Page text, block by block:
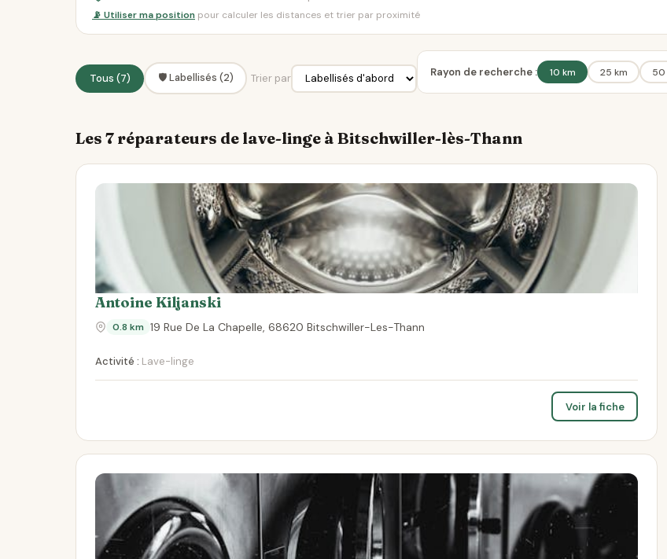
📡 Utiliser ma position pour calculer les distances et trier par proximité
Tous (7) 🛡️ Labellisés (2) Trier par Rayon de recherche : 10 km 25 km 50
Les 7 réparateurs de lave-linge à Bitschwiller-lès-Thann
Antoine Kiljanski
0.8 km 19 Rue De La Chapelle, 68620 Bitschwiller-Les-Thann
Activité : Lave-linge
Voir la fiche